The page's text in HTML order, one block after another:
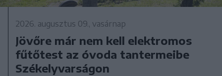
2026. augusztus 09., vasárnap
Jövőre már nem kell elektromos
fűtőtest az óvoda tantermeibe
Székelyvarságon